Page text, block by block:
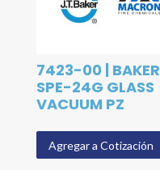
7423-00 | BAKER
SPE-24G GLASS
VACUUM PZ
Agregar a Cotización